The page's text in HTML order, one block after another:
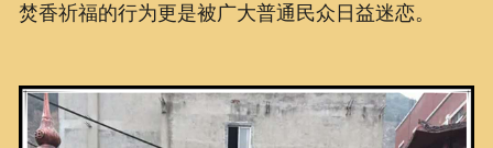
焚香祈福的行为更是被广大普通民众日益迷恋。